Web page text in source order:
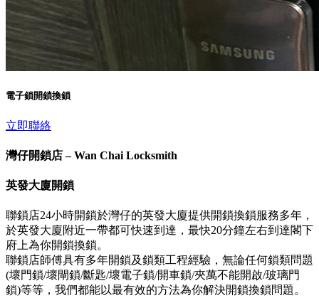
電子鎖開鎖換鎖
立即聯絡
灣仔開鎖店 – Wan Chai Locksmith
英發大廈開鎖
聯鎖店24小時開鎖於灣仔的英發大廈提供開鎖換鎖服務多年，
於英發大廈附近一帶都可快速到達，最快20分鐘左右到達閣下
府上為你開鎖換鎖。
聯鎖店師傅具有多年開鎖及鎖類工程經驗，無論任何鎖類問題
(壞門鎖/壞閘鎖/斷匙/壞電子鎖/開車鎖/夾萬不能開啟/玻璃門
鎖)等等，我們都能以最有效的方法為你解決開鎖換鎖問題。